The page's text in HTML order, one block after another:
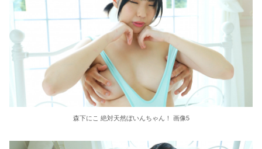
アラサー喪女の暴走オーガズム
月刊 古瀬玲
激しめイラマが好き！
【画像】長濱ねる(27歳)の乳がヤバイと話題にｗｗｗｗ1700万バズｗｗｗｗｗｗｗｗｗｗ 他
森下にこ 絶対天然ぼいんちゃん！ 画像5